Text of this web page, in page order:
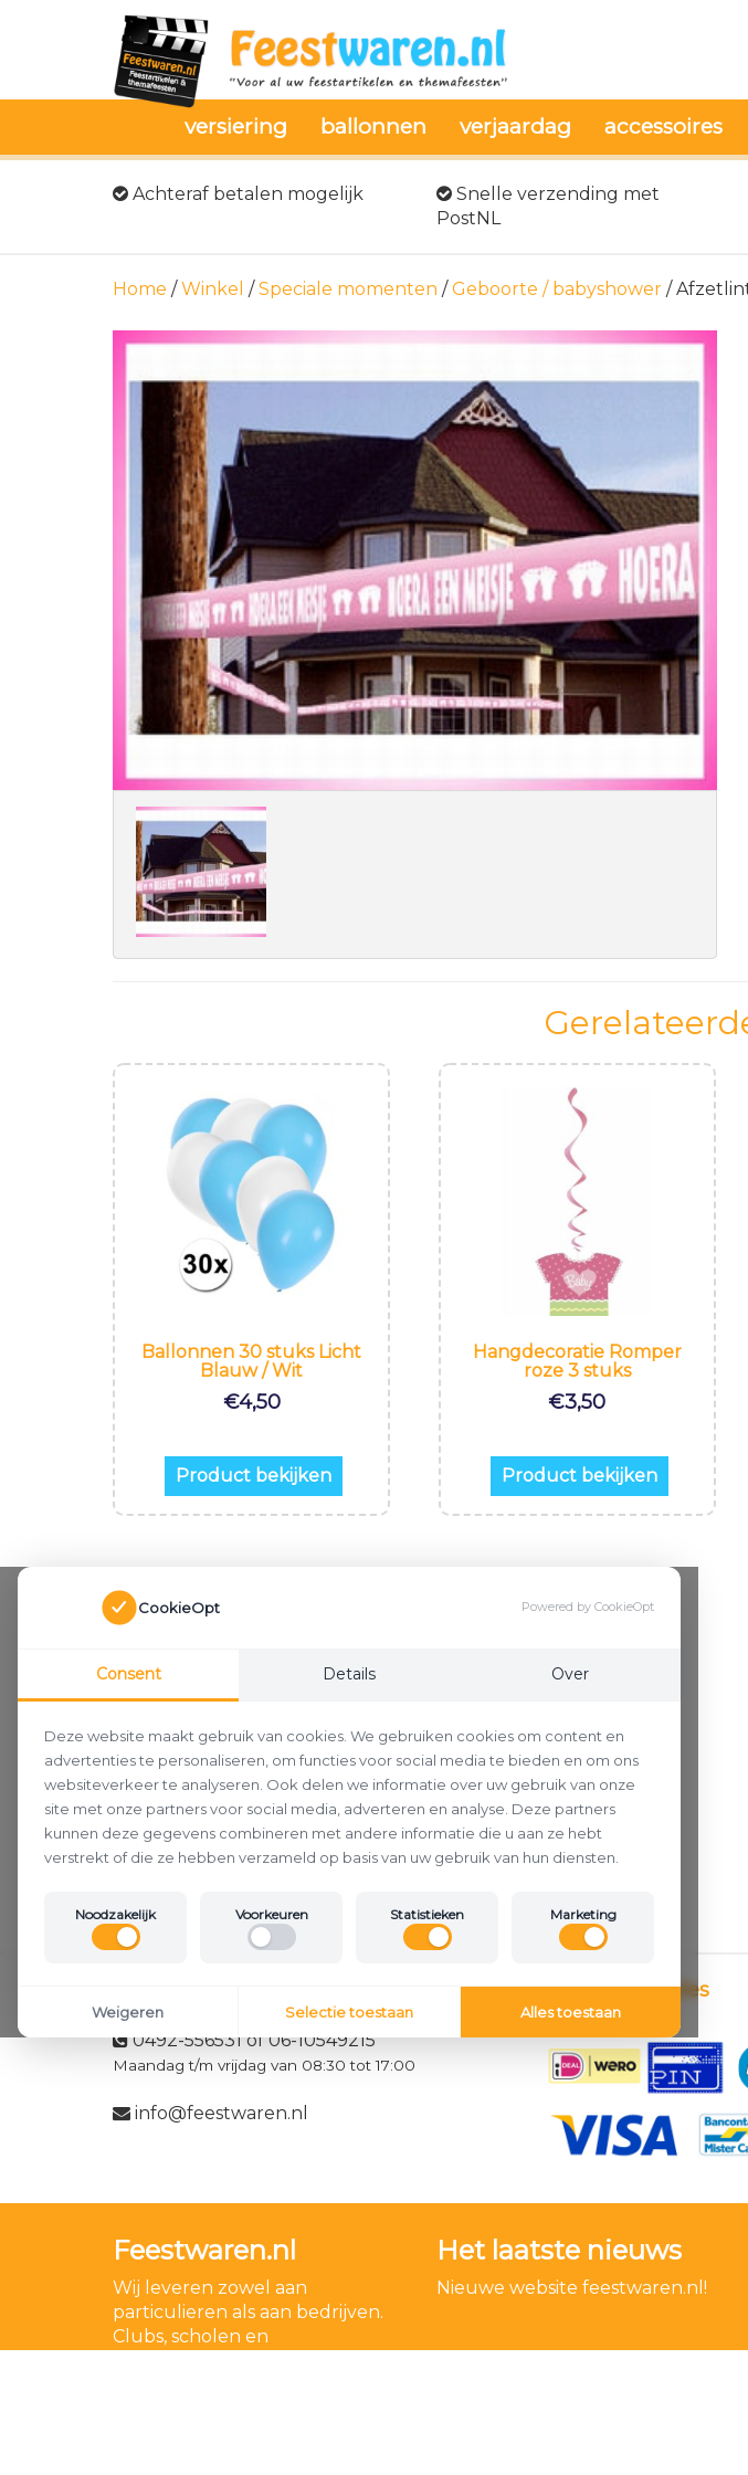
versiering ballonnen verjaardag accessoires
Achteraf betalen mogelijk
Snelle verzending met
PostNL
Home /Winkel /Speciale momenten /Geboorte / babyshower /
Ballonnen 30 stuks Licht
Blauw / Wit
€4,50
Product bekijken
Hangdecoratie Romper
roze 3 stuks
€3,50
Product bekijken
0492-556531 of 06-10549215
Maandag t/m vrijdag van 08:30 tot 17:00
info@feestwaren.nl
Betaalmethodes
Feestwaren.nl
Wij leveren zowel aan
particulieren als aan bedrijven.
Clubs, scholen en
Het laatste nieuws
Nieuwe website feestwaren.nl!
CookieOpt Powered by CookieOpt
Consent Details Over
Deze website maakt gebruik van cookies. We gebruiken cookies om content en
advertenties te personaliseren, om functies voor social media te bieden en om ons
websiteverkeer te analyseren. Ook delen we informatie over uw gebruik van onze
site met onze partners voor social media, adverteren en analyse. Deze partners
kunnen deze gegevens combineren met andere informatie die u aan ze hebt
verstrekt of die ze hebben verzameld op basis van uw gebruik van hun diensten.
Noodzakelijk Voorkeuren Statistieken Marketing
Weigeren Selectie toestaan Alles toestaan